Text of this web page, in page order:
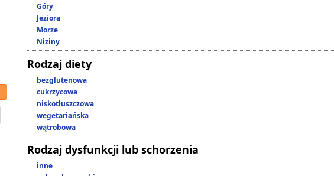
Góry
Jeziora
Morze
Niziny
Rodzaj diety
bezglutenowa
cukrzycowa
niskotłuszczowa
wegetariańska
wątrobowa
Rodzaj dysfunkcji lub schorzenia
inne